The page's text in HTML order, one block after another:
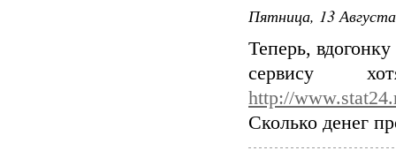
Пятница, 13
Теперь,
сервису
http://
Сколько денег